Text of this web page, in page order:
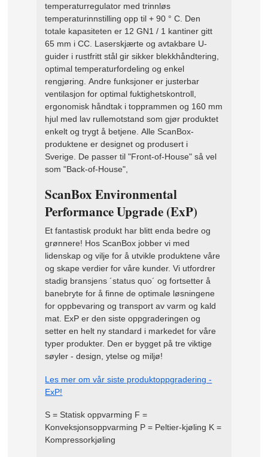
temperaturregulator med trinnløs
temperaturinnstilling opp til + 90 ° C. Den
totale kapasiteten er 12 GN1 / 1 kantiner gitt
65 mm i CC. Laserskjærte og avtakbare U-
guider i rustfritt stål gir sikker blekkhåndtering,
optimal temperaturfordeling og enkel
rengjøring. Andre funksjoner er justerbar
ventilasjon for optimal fuktighetskontroll,
ergonomisk håndtak i topprammen og 160 mm
hjul med lav rullemotstand som gjør produktet
enkelt og trygt å betjene. Alle ScanBox-
produktene er designet og produsert i
Sverige. De passer til "Front-of-House" så vel
som "Back-of-House",
ScanBox Environmental
Performance Upgrade (ExP)
Et fantastisk produkt har blitt enda bedre og
grønnere! Hos ScanBox jobber vi med
lidenskap og vilje for å utvikle produktene våre
og skape verdier for våre kunder. Vi utfordrer
stadig bransjens ´status quo´ og fortsetter å
banebryte for å finne de optimale løsningene
for oppbevaring og transport av varm og kald
mat. ExP er den siste oppgraderingen og
setter en helt ny standard i markedet for våre
typer produkter. Den er bygget på tre viktige
søyler - design, ytelse og miljø!
Les mer om vår siste produktoppgradering -
ExP!
S = Statisk oppvarming F =
Konveksjonsoppvarming P = Peltier-kjøling K =
Kompressorkjøling